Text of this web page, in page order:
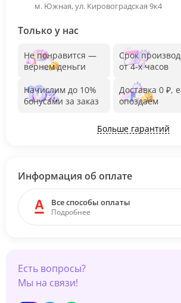
м. Южная, ул. Кировоградская 9к4
Только у нас
Не понравится —
вернем деньги
Начислим до 10%
бонусами за заказ
Срок
от 4-х часов
Доставка 0 ₽,
опоздаем
Больше гарантий
Информация об оплате
Все способы оплаты
Подробнее
Есть вопросы?
Мы на связи!